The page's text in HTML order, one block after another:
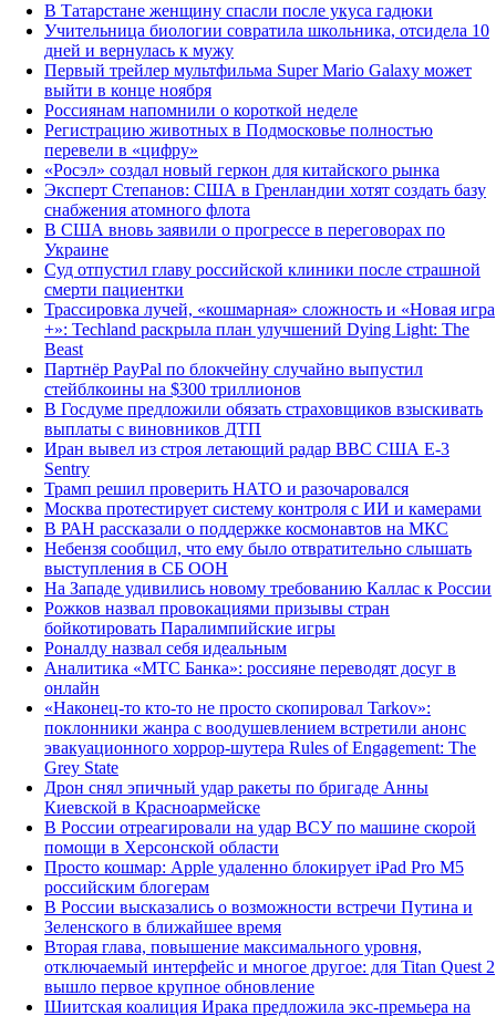
В Татарстане женщину спасли после укуса гадюки
Учительница биологии совратила школьника, отсидела 10
дней и вернулась к мужу
Первый трейлер мультфильма Super Mario Galaxy может
выйти в конце ноября
Россиянам напомнили о короткой неделе
Регистрацию животных в Подмосковье полностью
перевели в «цифру»
«Росэл» создал новый геркон для китайского рынка
Эксперт Степанов: США в Гренландии хотят создать базу
снабжения атомного флота
В США вновь заявили о прогрессе в переговорах по
Украине
Суд отпустил главу российской клиники после страшной
смерти пациентки
Трассировка лучей, «кошмарная» сложность и «Новая игра
+»: Techland раскрыла план улучшений Dying Light: The
Beast
Партнёр PayPal по блокчейну случайно выпустил
стейблкоины на $300 триллионов
В Госдуме предложили обязать страховщиков взыскивать
выплаты с виновников ДТП
Иран вывел из строя летающий радар ВВС США E-3
Sentry
Трамп решил проверить НАТО и разочаровался
Москва протестирует систему контроля с ИИ и камерами
В РАН рассказали о поддержке космонавтов на МКС
Небензя сообщил, что ему было отвратительно слышать
выступления в СБ ООН
На Западе удивились новому требованию Каллас к России
Рожков назвал провокациями призывы стран
бойкотировать Паралимпийские игры
Роналду назвал себя идеальным
Аналитика «МТС Банка»: россияне переводят досуг в
онлайн
«Наконец-то кто-то не просто скопировал Tarkov»:
поклонники жанра с воодушевлением встретили анонс
эвакуационного хоррор-шутера Rules of Engagement: The
Grey State
Дрон снял эпичный удар ракеты по бригаде Анны
Киевской в Красноармейске
В России отреагировали на удар ВСУ по машине скорой
помощи в Херсонской области
Просто кошмар: Apple удаленно блокирует iPad Pro M5
российским блогерам
В России высказались о возможности встречи Путина и
Зеленского в ближайшее время
Вторая глава, повышение максимального уровня,
отключаемый интерфейс и многое другое: для Titan Quest 2
вышло первое крупное обновление
Шиитская коалиция Ирака предложила экс-премьера на